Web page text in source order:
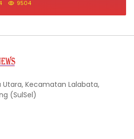
9504
Utara, Kecamatan Lalabata,
(SulSel)